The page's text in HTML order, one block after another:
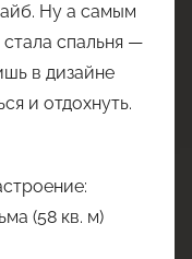
Ну а самым
спальня —
в дизайне
и отдохнуть.